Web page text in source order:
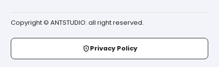
Copyright © ANTSTUDIO. all right reserved.
Privacy Policy